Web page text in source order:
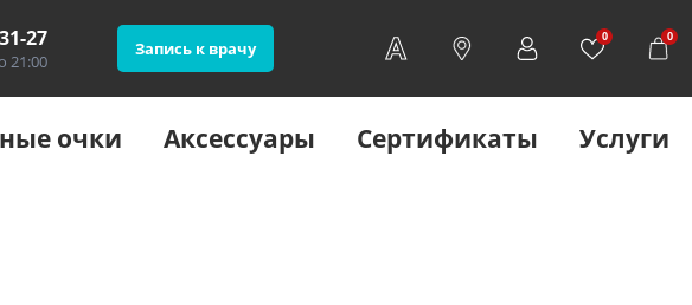
27
21:00
Запись к врачу
0 0
очки Аксессуары Сертификаты Услуги